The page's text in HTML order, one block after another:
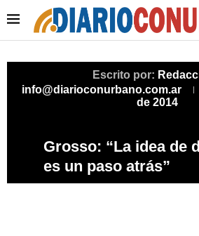
Escrito por:
info@diarioconurbano.com.ar
de 2014
Grosso: “La idea de
es un paso atrás”